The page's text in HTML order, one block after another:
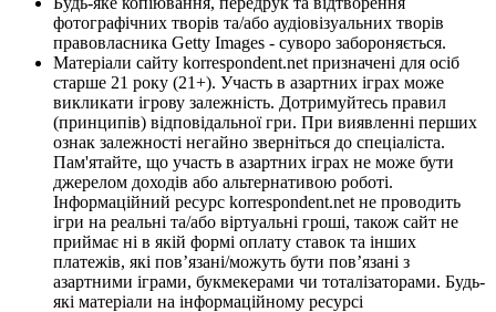
фотографічних творів та/або аудіовізуальних творів
правовласника Getty Images - суворо забороняється.
Матеріали сайту korrespondent.net призначені для осіб
старше 21 року (21+). Участь в азартних іграх може
викликати ігрову залежність. Дотримуйтесь правил
(принципів) відповідальної гри. При виявленні перших
ознак залежності негайно зверніться до спеціаліста.
Пам'ятайте, що участь в азартних іграх не може бути
джерелом доходів або альтернативою роботі.
Інформаційний ресурс korrespondent.net не проводить
ігри на реальні та/або віртуальні гроші, також сайт не
приймає ні в якій формі оплату ставок та інших
платежів, які пов’язані/можуть бути пов’язані з
азартними іграми, букмекерами чи тоталізаторами. Будь-
які матеріали на інформаційному ресурсі